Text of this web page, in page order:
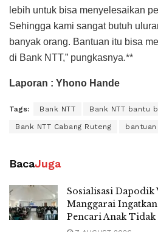
lebih untuk bisa menyelesaikan
Sehingga kami sangat butuh
banyak orang. Bantuan itu bisa
di Bank NTT,” pungkasnya.**
Laporan : Yhono Hande
Tags: Bank NTT Bank NTT bantu
Bank NTT Cabang Ruteng bantuan
BacaJuga
Sosialisasi Dapodik
Manggarai
Pencari Anak Tidak